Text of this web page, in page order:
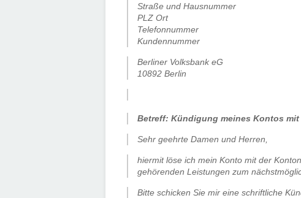
Straße und Hausnummer
PLZ Ort
Telefonnummer
Kundennummer
Berliner Volksbank eG
10892 Berlin
Betreff: Kündigung meines Kontos mit
Sehr geehrte Damen und Herren,
hiermit löse ich mein Konto mit der
gehörenden Leistungen zum
Bitte schicken Sie mir eine schriftliche